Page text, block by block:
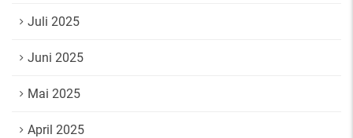
Juli 2025
Juni 2025
Mai 2025
April 2025